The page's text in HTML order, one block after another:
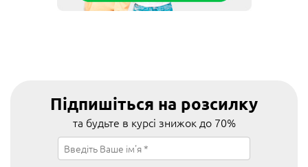
Підпишіться на розсилку
та будьте в курсі знижок до 70%